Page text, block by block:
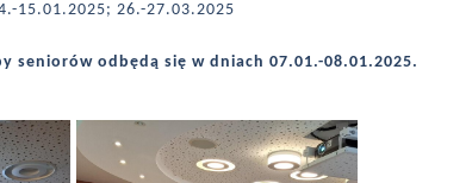
15.01.2025; 26.-27.03.2025
seniorów odbędą się w dniach 07.01.-08.01.2025.